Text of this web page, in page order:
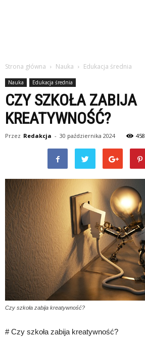
Strona główna Nauka Edukacja średnia
Nauka Edukacja średnia
CZY SZKOŁA ZABIJA
KREATYWNOŚĆ?
Przez Redakcja - 30 października 2024 458
Czy szkoła zabija kreatywność?
# Czy szkoła zabija kreatywność?